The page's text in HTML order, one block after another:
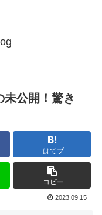
未公開！驚き
はてブ
コピー
2023.09.15